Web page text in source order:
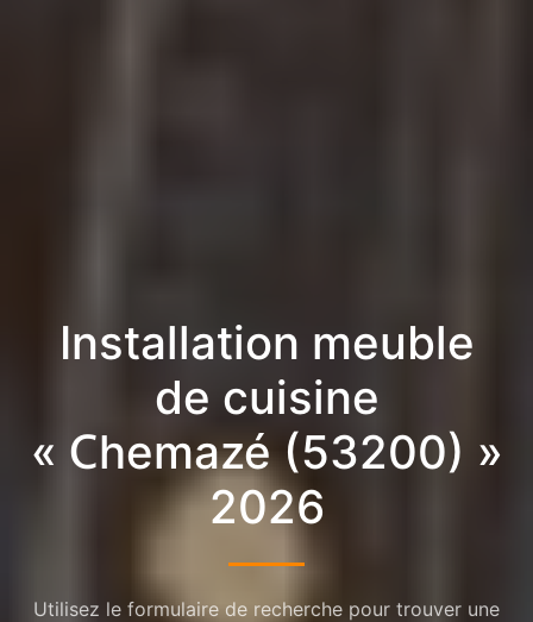
Installation meuble
de cuisine
« Chemazé (53200) »
2026
Utilisez le formulaire de recherche pour trouver une